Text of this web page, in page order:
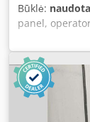
Būklė:
panel,
type E300 -
cables
18.1 kg